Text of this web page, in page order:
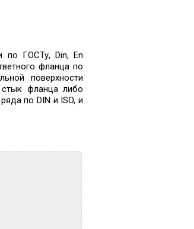
по ГОСТу, Din, En
фланца по
поверхности
стык фланца либо
по DIN и ISO, и